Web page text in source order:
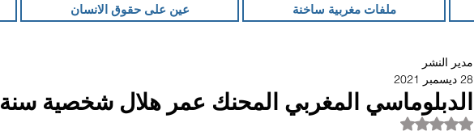
ملفات مغربية ساخنة عين على حقوق الانسان
الدبلوماسي المغربي المحنك عمر هلال شخصية سنة 2021
مدير النشر
28 ديسمبر 2021
تم التقييم بـ ليس رقمًا من أصل 5 نجوم.